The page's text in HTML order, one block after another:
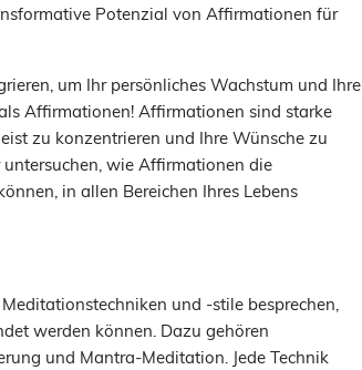
Potenzial von Affirmationen für
um Ihr persönliches Wachstum und Ihre
Affirmationen! Affirmationen sind starke
zu konzentrieren und Ihre Wünsche zu
wie Affirmationen die
in allen Bereichen Ihres Lebens
und -stile besprechen,
werden können. Dazu gehören
und Mantra-Meditation. Jede Technik